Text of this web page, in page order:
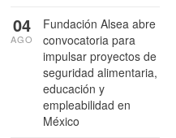
Fundación Alsea abre
convocatoria para
impulsar proyectos de
seguridad alimentaria,
educación y
empleabilidad en
México
04
AGO